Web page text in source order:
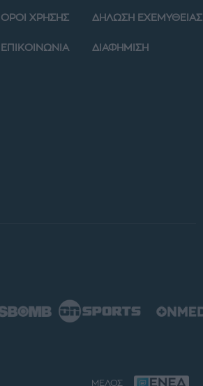
ΟΡΟΙ ΧΡΗΣΗΣ ΔΗΛΩΣΗ ΕΧΕΜΥΘΕΙΑΣ
ΕΠΙΚΟΙΝΩΝΙΑ ΔΙΑΦΗΜΙΣΗ
ΜΕΛΟΣ